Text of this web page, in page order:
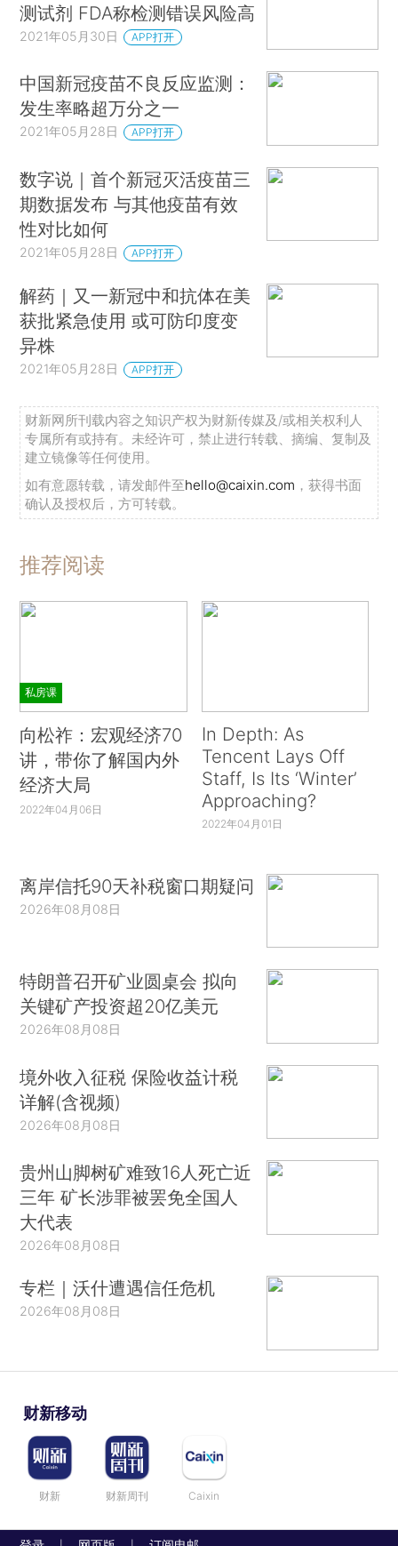
测试剂 FDA称检测错误风险高
2021年05月30日 APP打开
中国新冠疫苗不良反应监测：
发生率略超万分之一
2021年05月28日 APP打开
数字说｜首个新冠灭活疫苗三
期数据发布 与其他疫苗有效
性对比如何
2021年05月28日 APP打开
解药｜又一新冠中和抗体在美
获批紧急使用 或可防印度变
异株
2021年05月28日 APP打开
财新网所刊载内容之知识产权为财新传媒及/或相关权利人
专属所有或持有。未经许可，禁止进行转载、摘编、复制及
建立镜像等任何使用。
如有意愿转载，请发邮件至hello@caixin.com ，获得书面
确认及授权后，方可转载。
推荐阅读
私房课
向松祚：宏观经济70
讲，带你了解国内外
经济大局
2022年04月06日
In Depth: As
Tencent Lays Off
Staff, Is Its ‘Winter’
Approaching?
2022年04月01日
离岸信托90天补税窗口期疑问
2026年08月08日
特朗普召开矿业圆桌会 拟向
关键矿产投资超20亿美元
2026年08月08日
境外收入征税 保险收益计税
详解(含视频)
2026年08月08日
贵州山脚树矿难致16人死亡近
三年 矿长涉罪被罢免全国人
大代表
2026年08月08日
专栏｜沃什遭遇信任危机
2026年08月08日
财新移动
财新 财新周刊 Caixin